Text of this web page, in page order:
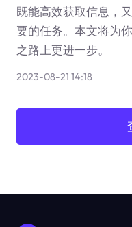
既能高效获取信息，
要的任务。本文将为
之路上更进一步。
2023-08-21 14:18